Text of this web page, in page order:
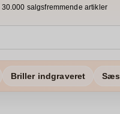
30.000 salgsfremmende artikler
Briller indgraveret